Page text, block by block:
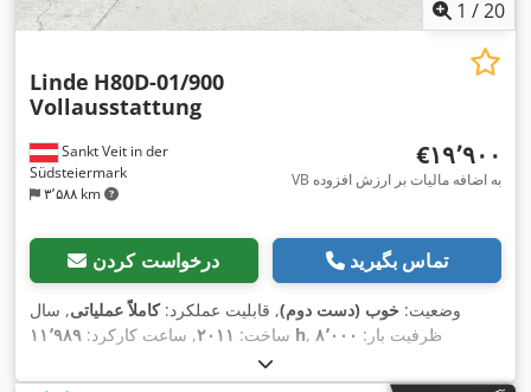
1 /20
Sankt Veit in der
Südsteiermark
۳٬۵۸۸ km
Linde H80D-01/900
Vollausstattung
‎€۱۹٬۹۰۰
VB به اضافه مالیات بر ارزش افزوده
درخواست کردن تماس بگیرید
وضعیت: خوب (دست دوم), قابلیت عملکرد:کاملاً عملیاتی, سال
ساخت: ۲۰۱۱, ساعت کارکرد: ۱۱٬۹۸۹ h , ظرفیت بار: ۸٬۰۰۰
۳٬۷۵۰ میلی‌متر
میلی‌متر, نوع سوخت:دیزل, نوع دکل:دوپلکس, قدرت:
۸۷ کیلووات